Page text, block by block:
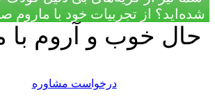
شده‌اید؟ از تجربیات خود با ماروم
حال خوب و آروم با
درخواست مشاوره